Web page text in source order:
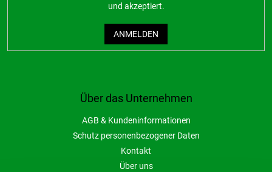
Über das Unternehmen
AGB & Kundeninformationen
Schutz personenbezogener Daten
Kontakt
Über uns
und akzeptiert.
ANMELDEN